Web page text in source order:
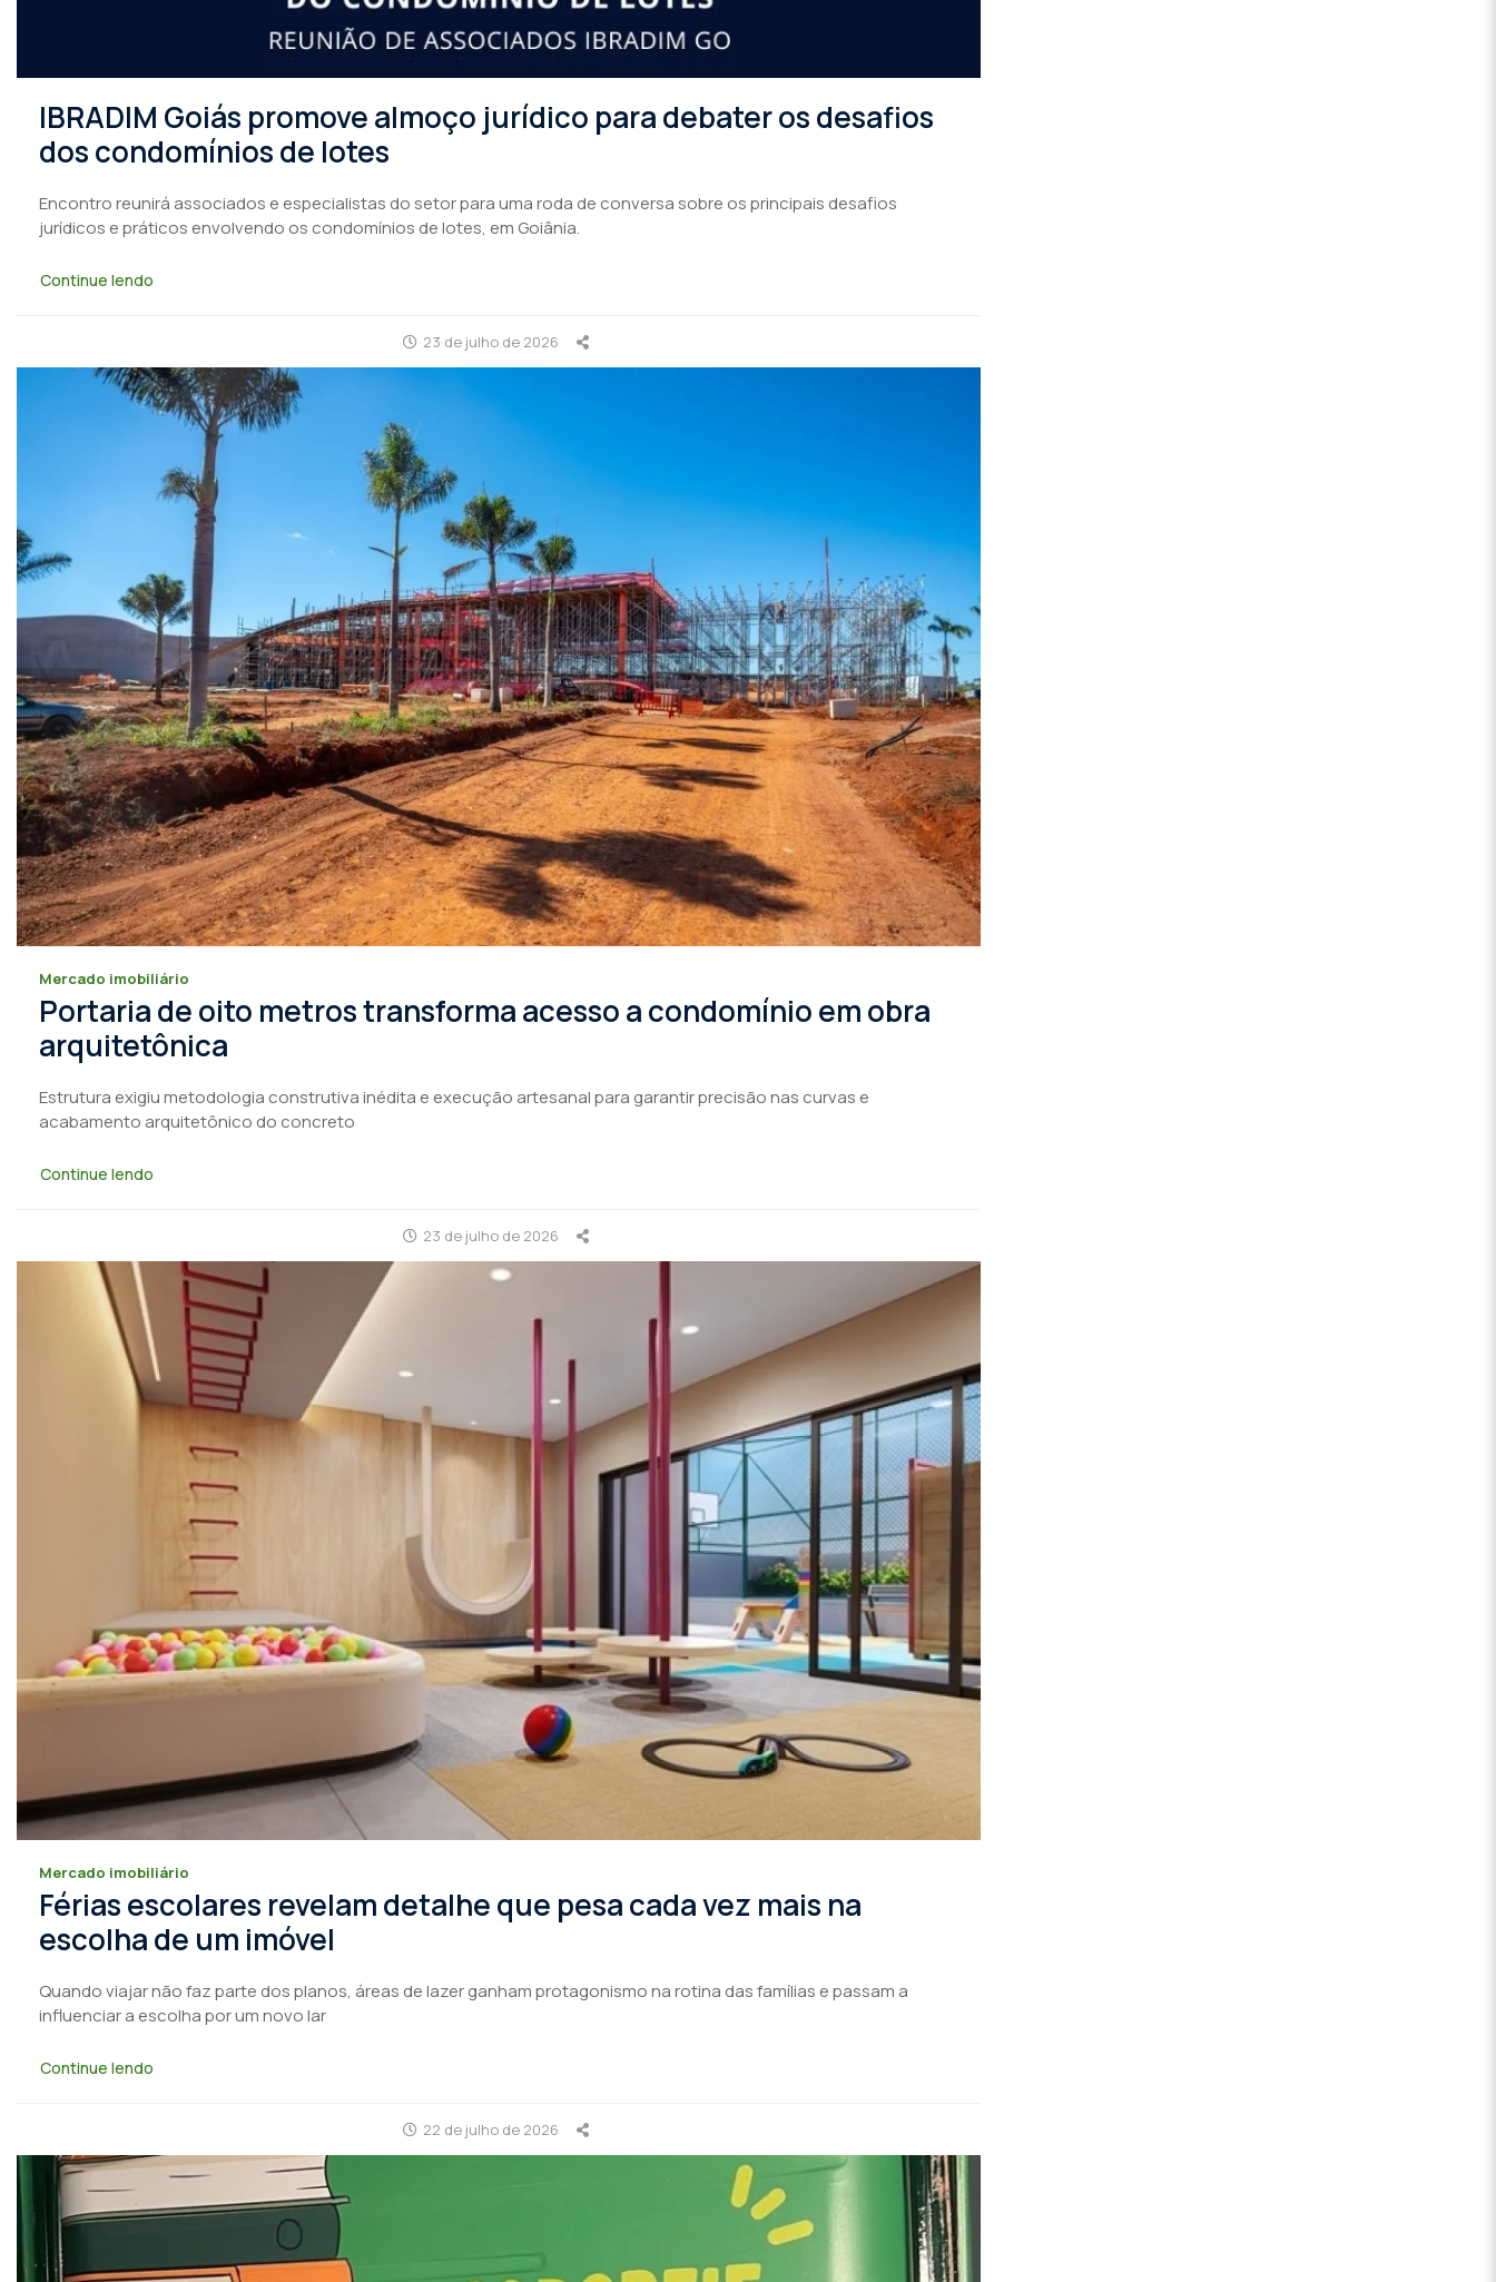
IBRADIM Goiás promove almoço jurídico para debater os desafios
dos condomínios de lotes
Encontro reunirá associados e especialistas do setor para uma roda de conversa sobre os principais desafios
jurídicos e práticos envolvendo os condomínios de lotes, em Goiânia.
Continue lendo
23 de julho de 2026
Mercado imobiliário
Portaria de oito metros transforma acesso a condomínio em obra
arquitetônica
Estrutura exigiu metodologia construtiva inédita e execução artesanal para garantir precisão nas curvas e
acabamento arquitetônico do concreto
Continue lendo
23 de julho de 2026
Mercado imobiliário
Férias escolares revelam detalhe que pesa cada vez mais na
escolha de um imóvel
Quando viajar não faz parte dos planos, áreas de lazer ganham protagonismo na rotina das famílias e passam a
influenciar a escolha por um novo lar
Continue lendo
22 de julho de 2026